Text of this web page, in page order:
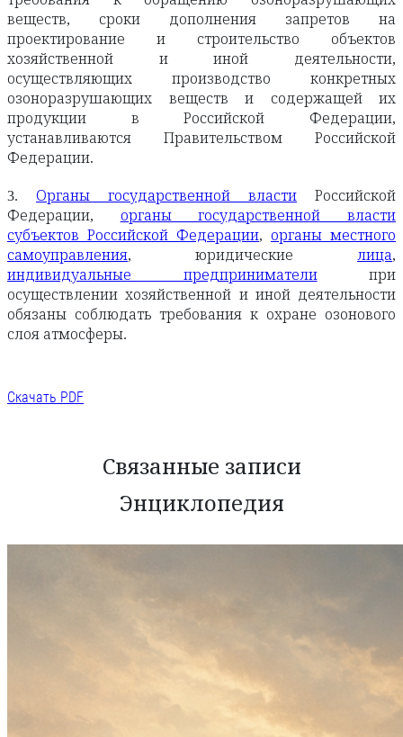
веществ, сроки дополнения запретов на
проектирование и строительство объектов
хозяйственной и иной деятельности,
осуществляющих производство конкретных
озоноразрушающих веществ и содержащей их
продукции в Российской Федерации,
устанавливаются Правительством Российской
Федерации.
3. Органы государственной власти Российской
Федерации, органы государственной власти
субъектов Российской Федерации, органы местного
самоуправления, юридические лица,
индивидуальные предпринимателипри
осуществлении хозяйственной и иной деятельности
обязаны соблюдать требования к охране озонового
слоя атмосферы.
Скачать PDF
Связанные записи
Энциклопедия